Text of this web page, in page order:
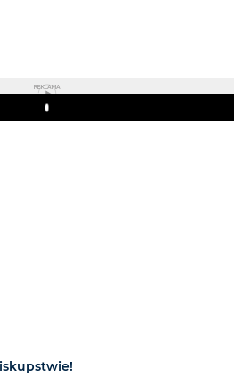
REKLAMA
Play